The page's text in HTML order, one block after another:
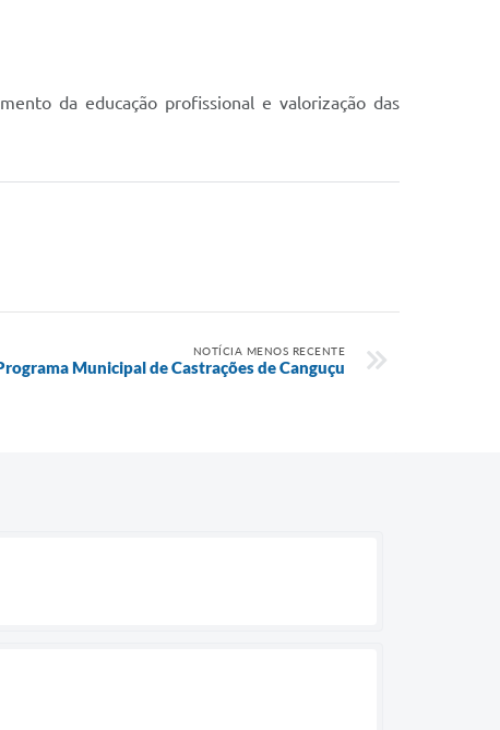
da educação profissional e valorização das
NOTÍCIA MENOS RECENTE
Municipal de Castrações de Canguçu